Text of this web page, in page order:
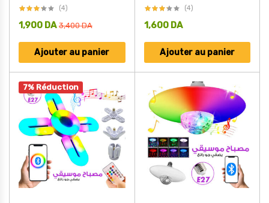
(4)
3,400DA
1,900 DA
Ajouter au panier
(4)
1,600 DA
Ajouter au panier
7% Réduction